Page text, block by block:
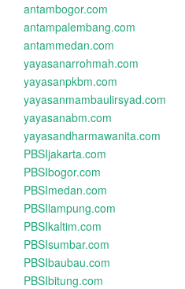
antambogor.com
antampalembang.com
antammedan.com
yayasanarrohmah.com
yayasanpkbm.com
yayasanmambaulirsyad.com
yayasanabm.com
yayasandharmawanita.com
PBSIjakarta.com
PBSIbogor.com
PBSImedan.com
PBSIlampung.com
PBSIkaltim.com
PBSIsumbar.com
PBSIbaubau.com
PBSIbitung.com